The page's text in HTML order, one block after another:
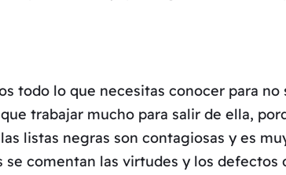
todo lo que necesitas conocer para no
trabajar mucho para salir de ella,
listas negras son contagiosas y es
comentan las virtudes y los defectos